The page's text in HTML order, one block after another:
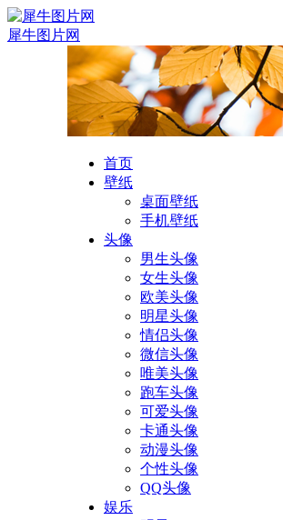
犀牛图片网
首页
壁纸
桌面壁纸
手机壁纸
头像
男生头像
女生头像
欧美头像
明星头像
情侣头像
微信头像
唯美头像
跑车头像
可爱头像
卡通头像
动漫头像
个性头像
QQ头像
娱乐